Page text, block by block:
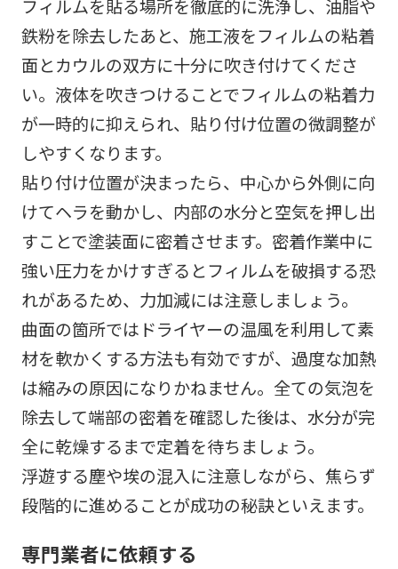
フィルムを貼る場所を徹底的に洗浄し、油脂や
鉄粉を除去したあと、施工液をフィルムの粘着
面とカウルの双方に十分に吹き付けてくださ
い。液体を吹きつけることでフィルムの粘着力
が一時的に抑えられ、貼り付け位置の微調整が
しやすくなります。
貼り付け位置が決まったら、中心から外側に向
けてヘラを動かし、内部の水分と空気を押し出
すことで塗装面に密着させます。密着作業中に
強い圧力をかけすぎるとフィルムを破損する恐
れがあるため、力加減には注意しましょう。
曲面の箇所ではドライヤーの温風を利用して素
材を軟かくする方法も有効ですが、過度な加熱
は縮みの原因になりかねません。全ての気泡を
除去して端部の密着を確認した後は、水分が完
全に乾燥するまで定着を待ちましょう。
浮遊する塵や埃の混入に注意しながら、焦らず
段階的に進めることが成功の秘訣といえます。
専門業者に依頼する